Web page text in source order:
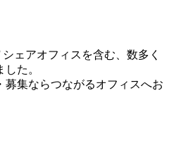
ェアオフィスを含む、数多く
た。
募集ならつながるオフィスへお